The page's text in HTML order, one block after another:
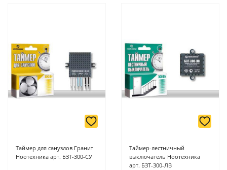
Таймер для санузлов Гранит
Ноотехника арт. БЗТ-300-СУ
Таймер-лестничный
выключатель Ноотехника
арт. БЗТ-300-ЛВ